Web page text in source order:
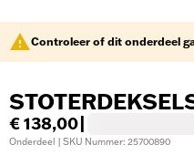
Controleer of dit onderdeel
€ 138,00
Onderdeel | SKU Nummer: 25700890